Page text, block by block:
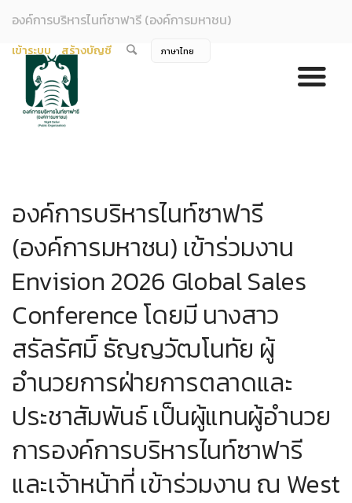
องค์การบริหารไนท์ซาฟารี (องค์การมหาชน)
เข้าระบบ สร้างบัญชี
องค์การบริหารไนท์ซาฟารี
(องค์การมหาชน) เข้าร่วมงาน
Envision 2026 Global Sales
Conference โดยมี นางสาว
สรัลรัศมิ์ ธัญญวัฒโนทัย ผู้
อำนวยการฝ่ายการตลาดและ
ประชาสัมพันธ์ เป็นผู้แทนผู้อำนวย
การองค์การบริหารไนท์ซาฟารี
และเจ้าหน้าที่ เข้าร่วมงาน ณ West